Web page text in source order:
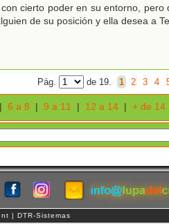
cierto poder en su entorno, pero
de su posición y ella desea a
Pág. de 19. 1 2 3 4
6 a 8 9 a 11 12 a 14 + de 14
| DTR-Sistemas